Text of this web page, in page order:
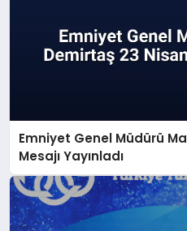
Emniyet Genel Müdürü
Mesajı Yayınladı